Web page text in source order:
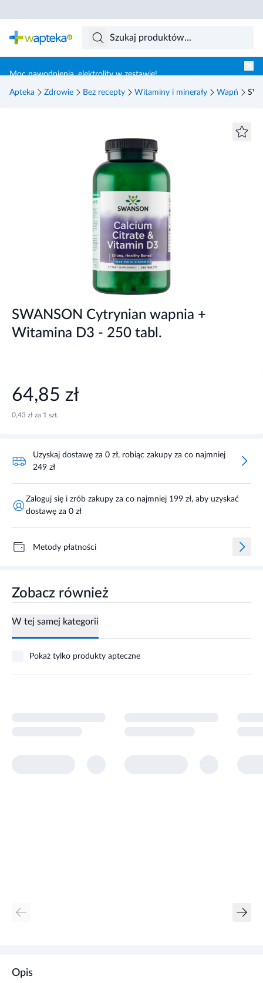
Moc nawodnienia, elektrolity w zestawie!
Apteka Zdrowie Bez recepty Witaminy i minerały Wapń
SWANSON Cytrynian wapnia +
Witamina D3 - 250 tabl.
64,85 zł
0,43 zł za 1 szt.
Uzyskaj dostawę za 0 zł, robiąc zakupy za co najmniej
249 zł
Zaloguj się i zrób zakupy za co najmniej 199 zł, aby uzyskać
dostawę za 0 zł
Metody płatności
Zobacz również
W tej samej kategorii
Pokaż tylko produkty apteczne
Opis